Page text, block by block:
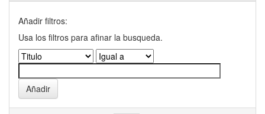
Añadir filtros:
Usa los filtros para afinar la busqueda.